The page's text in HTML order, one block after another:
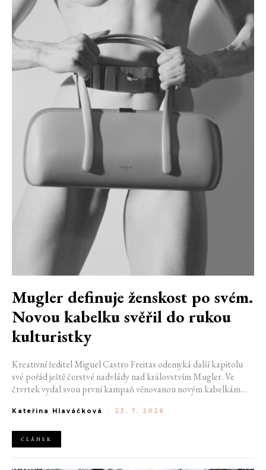
Mugler definuje ženskost po svém.
Novou kabelku svěřil do rukou
kulturistky
Kreativní ředitel Miguel Castro Freitas odemyká další kapitolu
své pořád ještě čerstvé nadvlády nad královstvím Mugler. Ve
čtvrtek vydal svou první kampaň věnovanou novým kabelkám
do módního domu dorazil. Umně mísí výrazy minulosti a dávných
Kateřina Hlaváčková - 23. 7. 2026
ČLÁNEK